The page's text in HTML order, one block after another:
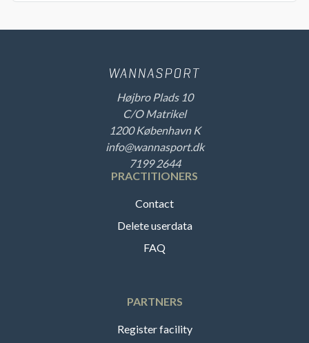
Højbro Plads 10
C/O Matrikel
1200 København K
info@wannasport.dk
7199 2644
PRACTITIONERS
Contact
Delete userdata
FAQ
PARTNERS
Register facility